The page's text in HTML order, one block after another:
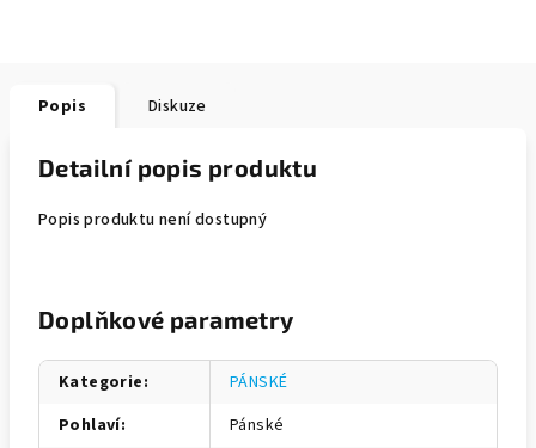
Popis Diskuze
Detailní popis produktu
Popis produktu není dostupný
Doplňkové parametry
Kategorie:
PÁNSKÉ
Pohlaví:
Pánské